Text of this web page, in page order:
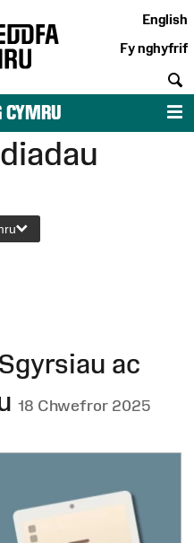
English
Fy nghyfrif
CYMRU
ac
18 Chwefror 2025